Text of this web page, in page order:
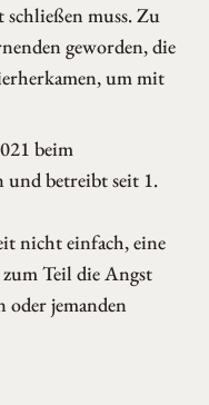
schließen muss. Zu
geworden, die
um mit
beim
und betreibt seit 1.
nicht einfach, eine
Teil die Angst
oder jemanden